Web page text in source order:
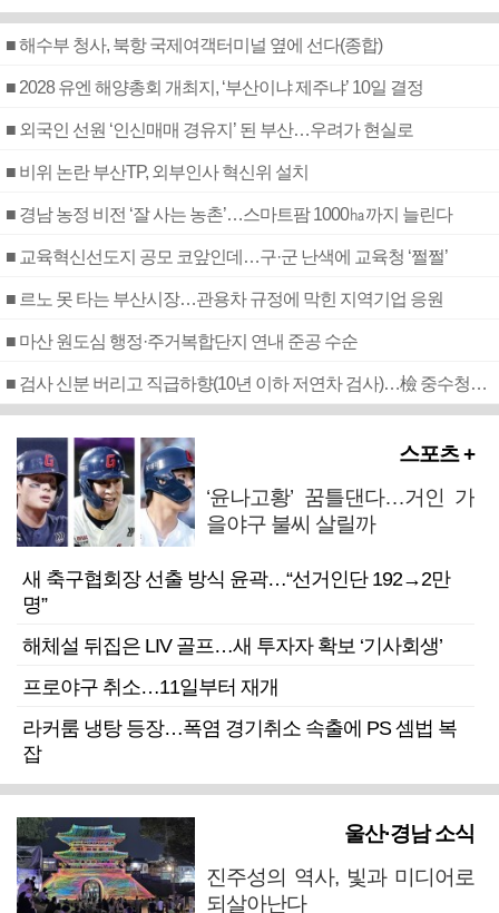
■ 해수부 청사, 북항 국제여객터미널 옆에 선다(종합)
■ 2028 유엔 해양총회 개최지, ‘부산이냐 제주냐’ 10일 결정
■ 외국인 선원 ‘인신매매 경유지’ 된 부산…우려가 현실로
■ 비위 논란 부산TP, 외부인사 혁신위 설치
■ 경남 농정 비전 ‘잘 사는 농촌’…스마트팜 1000㏊까지 늘린다
■ 교육혁신선도지 공모 코앞인데…구·군 난색에 교육청 ‘쩔쩔’
■ 르노 못 타는 부산시장…관용차 규정에 막힌 지역기업 응원
■ 마산 원도심 행정·주거복합단지 연내 준공 수순
■ 검사 신분 버리고 직급하향(10년 이하 저연차 검사)…檢 중수청행 기피
스포츠 +
‘윤나고황’ 꿈틀댄다…거인 가
을야구 불씨 살릴까
새 축구협회장 선출 방식 윤곽…“선거인단 192→2만
명”
해체설 뒤집은 LIV 골프…새 투자자 확보 ‘기사회생’
프로야구 취소…11일부터 재개
라커룸 냉탕 등장…폭염 경기취소 속출에 PS 셈법 복
잡
울산·경남 소식
진주성의 역사, 빛과 미디어로
되살아난다